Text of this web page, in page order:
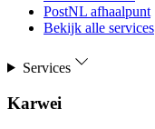
PostNL afhaalpunt
Bekijk alle services
Services
Karwei